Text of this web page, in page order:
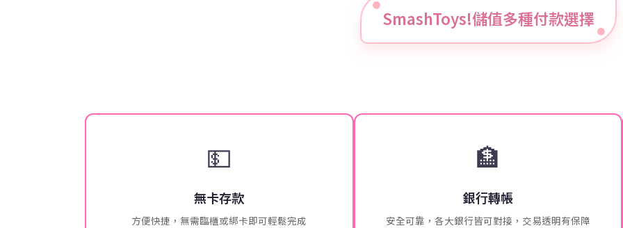
SmashToys!儲值多種付款選擇
💵
無卡存款
方便快捷，無需臨櫃或綁卡即可輕鬆完成
🏦
銀行轉帳
安全可靠，各大銀行皆可對接，交易透明有保障